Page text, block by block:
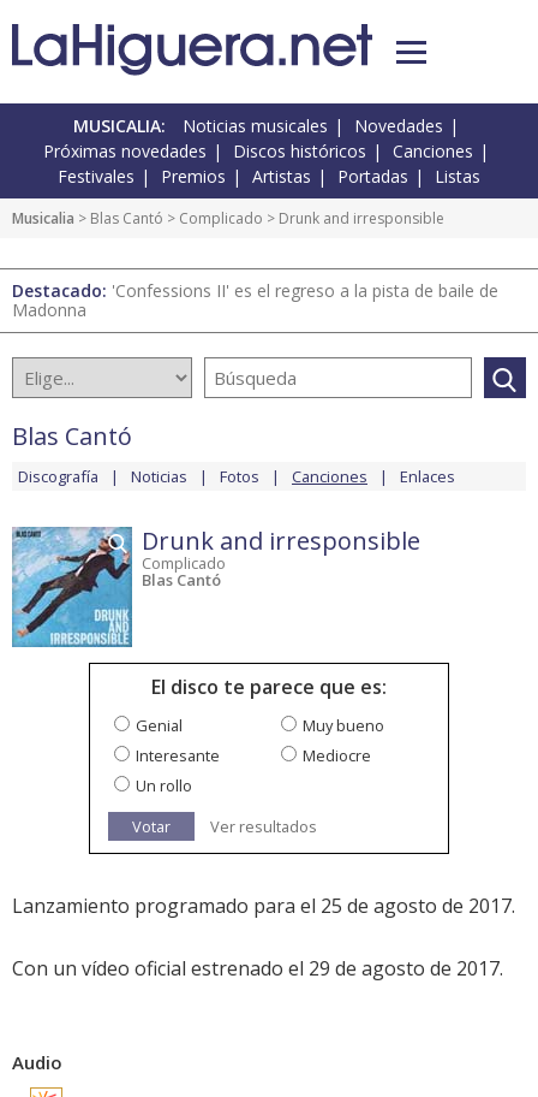
MUSICALIA: Noticias musicales
Novedades
Próximas novedades
Discos históricos
Canciones
Festivales
Premios Artistas Portadas Listas
Musicalia > Blas Cantó > Complicado > Drunk and irresponsible
Destacado: 'Confessions II' es el regreso a la pista de baile de
Madonna
Blas Cantó
Discografía Noticias Fotos Canciones Enlaces
Drunk and irresponsible
Complicado
Blas Cantó
El disco te parece que es:
Genial
Muy bueno
Interesante
Mediocre
Un rollo
Votar
Ver resultados
Lanzamiento programado para el 25 de agosto de 2017.
Con un vídeo oficial estrenado el 29 de agosto de 2017.
Audio